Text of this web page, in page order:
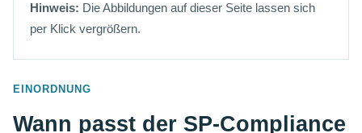
Hinweis: Die Abbildungen auf dieser Seite lassen sich
per Klick vergrößern.
EINORDNUNG
Wann passt der SP-Compliance